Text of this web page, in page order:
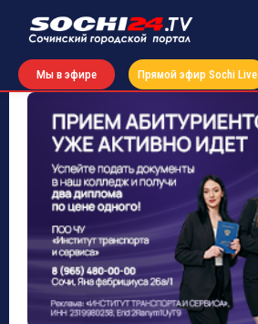
Мы в эфире Прямой эфир Sochi Live